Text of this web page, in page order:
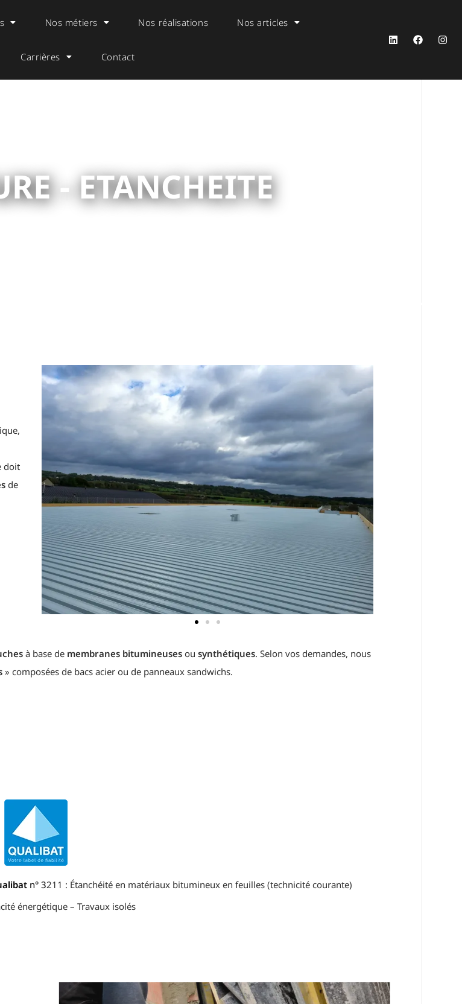
Nos métiers Nos réalisations Nos articles
Carrières Contact
- ETANCHEITE
doit
de
à base de membranes bitumineuses ousynthétiques. Selon vos demandes, nous
» composées de bacs acier ou de panneaux sandwichs.
n° 3211 : Étanchéité en matériaux bitumineux en feuilles (technicité courante)
énergétique – Travaux isolés